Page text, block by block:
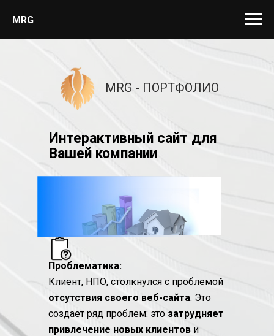
MRG
MRG - ПОРТФОЛИО
Интерактивный сайт для
Вашей компании
Проблематика:
Клиент, НПО, столкнулся с проблемой
отсутствия своего веб-сайта. Это
создает ряд проблем: это затрудняет
привлечение новых клиентов и